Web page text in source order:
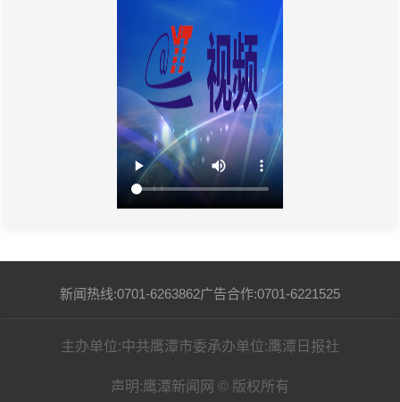
新闻热线:0701-6263862广告合作:0701-6221525
主办单位:中共鹰潭市委承办单位:鹰潭日报社
声明:鹰潭新闻网 © 版权所有